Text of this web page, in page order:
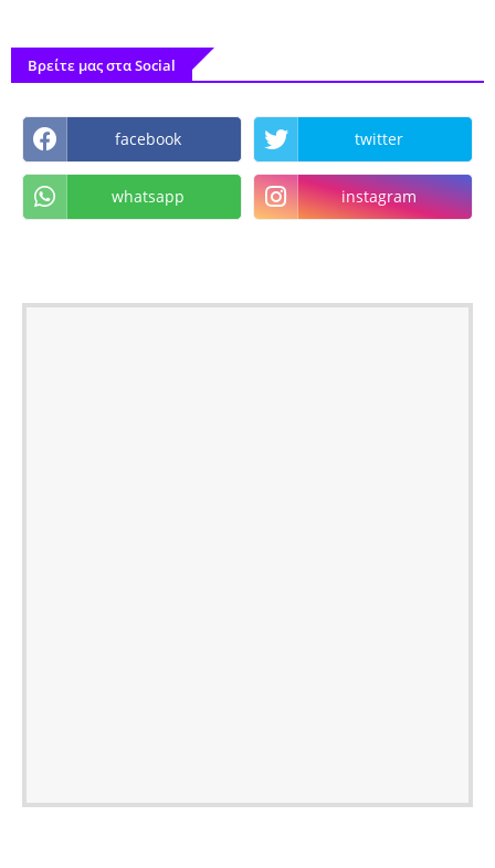
Βρείτε μας στα Social
facebook twitter
whatsapp instagram